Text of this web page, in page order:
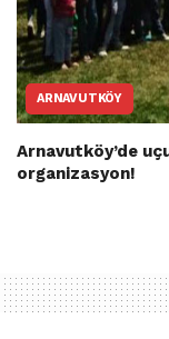
ARNAVUTKÖY
Arnavutköy’de
organizasyon!